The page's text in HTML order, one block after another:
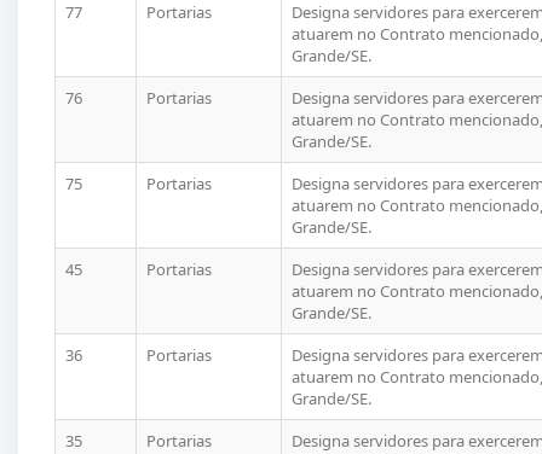
77
Portarias
Designa servidores para
atuarem no Contrato
Grande/SE.
76
Portarias
Designa servidores para
atuarem no Contrato
Grande/SE.
75
Portarias
Designa servidores para
atuarem no Contrato
Grande/SE.
45
Portarias
Designa servidores para
atuarem no Contrato
Grande/SE.
36
Portarias
Designa servidores para
atuarem no Contrato
Grande/SE.
35
Portarias
Designa servidores para